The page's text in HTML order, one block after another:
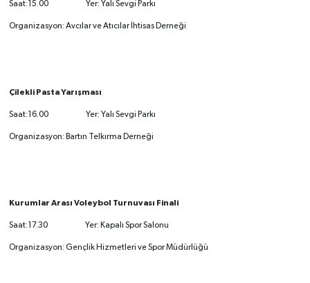
Saat:15.00 Yer: Yalı Sevgi Parkı
Organizasyon: Avcılar ve Atıcılar İhtisas Derneği
Çilekli Pasta Yarışması
Saat:16.00 Yer: Yalı Sevgi Parkı
Organizasyon: Bartın Telkırma Derneği
Kurumlar Arası Voleybol Turnuvası Finali
Saat:17.30 Yer: Kapalı Spor Salonu
Organizasyon: Gençlik Hizmetleri ve Spor Müdürlüğü